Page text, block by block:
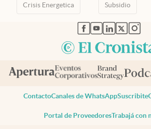
Crisis Energetica Subsidio
abre en nueva
abre en nueva
abre en
abre
ContactoCanales de WhatsAppSuscribite
Portal de ProveedoresTrabajá con